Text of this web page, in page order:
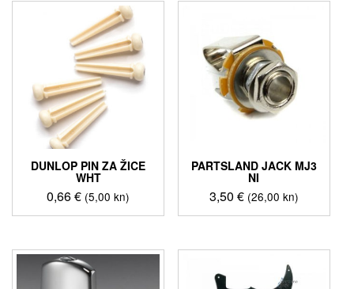
DUNLOP PIN ZA ŽICE
WHT
0,66€ (5,00 kn)
PARTSLAND JACK MJ3
NI
3,50 € (26,00 kn)